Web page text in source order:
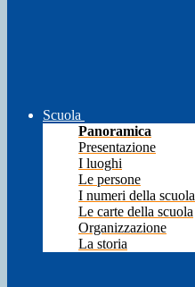
Scuola
Panoramica
Presentazione
I luoghi
Le persone
I numeri della scuola
Le carte della scuola
Organizzazione
La storia